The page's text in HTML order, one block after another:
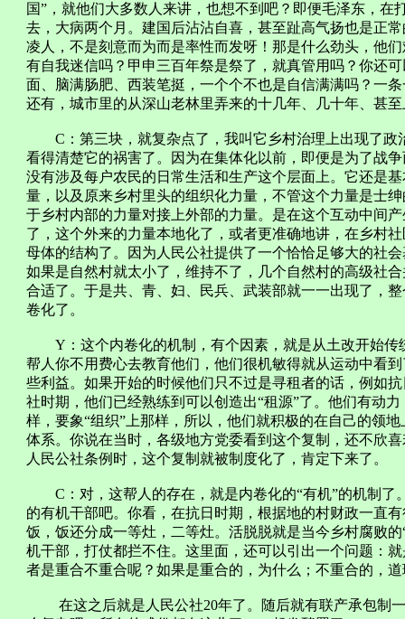
国”，就他们大多数人来讲，也想不到吧？即便毛泽东，
去，大病两个月。建国后沾沾自喜，甚至趾高气扬也是正
凌人，不是刻意而为而是率性而发呀！那是什么劲头，他
有自我迷信吗？甲申三百年祭是祭了，就真管用吗？你还
面、脑满肠肥、西装笔挺，一个个不也是自信满满吗？一
还有，城市里的从深山老林里弄来的十几年、几十年、甚
C：第三块，就复杂点了，我叫它乡村治理上出现了政
看得清楚它的祸害了。因为在集体化以前，即便是为了战
没有涉及每户农民的日常生活和生产这个层面上。它还是
量，以及原来乡村里头的组织化力量，不管这个力量是士
于乡村内部的力量对接上外部的力量。是在这个互动中间
了，这个外来的力量本地化了，或者更准确地讲，在乡村
母体的结构了。因为人民公社提供了一个恰恰足够大的社
如果是自然村就太小了，维持不了，几个自然村的高级社
合适了。于是共、青、妇、民兵、武装部就一一出现了，
卷化了。
Y：这个内卷化的机制，有个因素，就是从土改开始传
帮人你不用费心去教育他们，他们很机敏得就从运动中看
些利益。如果开始的时候他们只不过是寻租者的话，例如
社时期，他们已经熟练到可以创造出“租源”了。他们有动
样，要象“组织”上那样，所以，他们就积极的在自己的领
体系。你说在当时，各级地方党委看到这个复制，还不欣
人民公社条例时，这个复制就被制度化了，肯定下来了。
C：对，这帮人的存在，就是内卷化的“有机”的机制了
的有机干部吧。你看，在抗日时期，根据地的村财政一直
饭，饭还分成一等灶，二等灶。活脱脱就是当今乡村腐败
机干部，打仗都拦不住。这里面，还可以引出一个问题：
者是重合不重合呢？如果是重合的，为什么；不重合的，
在这之后就是人民公社20年了。随后就有联产承包制一